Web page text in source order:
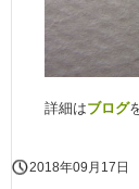
詳細はブログ
2018年09月17日